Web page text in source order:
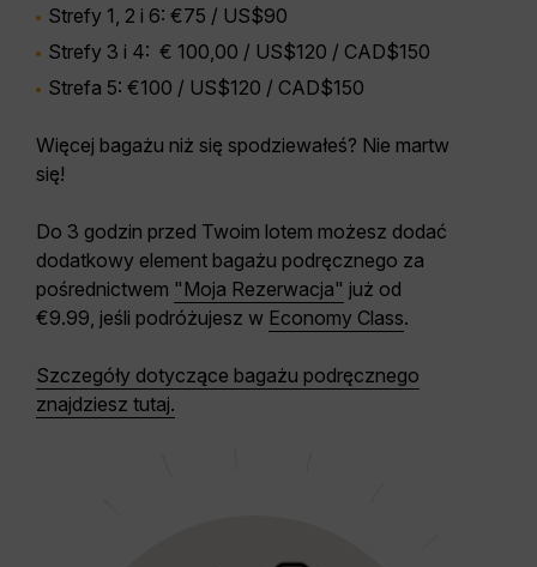
Strefy 1, 2 i 6: €75 / US$90
Strefy 3 i 4: € 100,00 / US$120 / CAD$150
Strefa 5: €100 / US$120 / CAD$150
Więcej bagażu niż się spodziewałeś? Nie martw
się!
Do 3 godzin przed Twoim lotem możesz dodać
dodatkowy element bagażu podręcznego za
pośrednictwem "Moja Rezerwacja" już od
€9.99, jeśli podróżujesz w Economy Class.
Szczegóły dotyczące bagażu podręcznego
znajdziesz tutaj.